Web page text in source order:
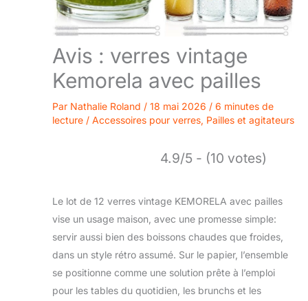
Avis : verres vintage
Kemorela avec pailles
Par Nathalie Roland / 18 mai 2026 / 6 minutes de
lecture / Accessoires pour verres, Pailles et agitateurs
4.9/5 - (10 votes)
Le lot de 12 verres vintage KEMORELA avec pailles
vise un usage maison, avec une promesse simple:
servir aussi bien des boissons chaudes que froides,
dans un style rétro assumé. Sur le papier, l’ensemble
se positionne comme une solution prête à l’emploi
pour les tables du quotidien, les brunchs et les